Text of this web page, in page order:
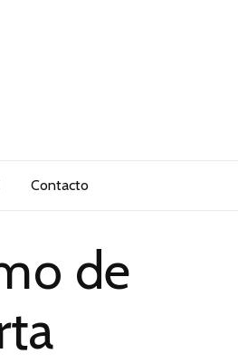
Contacto
de